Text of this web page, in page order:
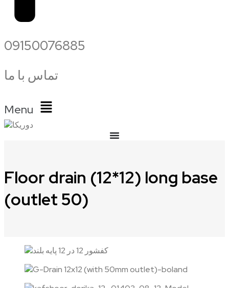
09150076885
تماس با ما
Menu
Floor drain (12*12) long base
(outlet 50)